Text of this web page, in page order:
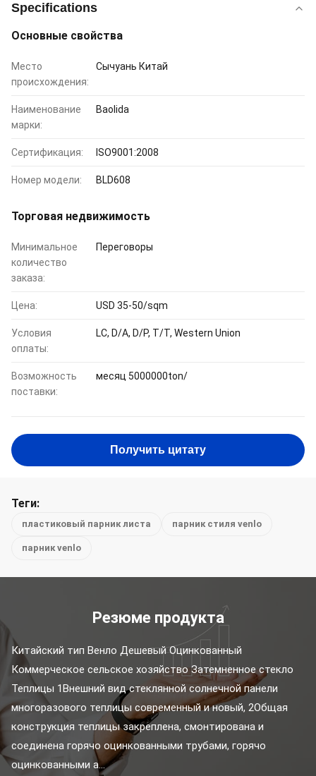
Specifications
Основные свойства
Место
происхождения:
Сычуань Китай
Наименование
марки:
Baolida
Сертификация: ISO9001:2008
Номер модели: BLD608
Торговая недвижимость
Минимальное
количество
заказа:
Переговоры
Цена: USD 35-50/sqm
Условия
оплаты:
LC, D/A, D/P, T/T, Western Union
Возможность
поставки:
месяц 5000000ton/
Получить цитату
Теги:
пластиковый парник листа парник стиля venlo
парник venlo
Резюме продукта
Китайский тип Венло Дешевый Оцинкованный
Коммерческое сельское хозяйство Затемненное стекло
Теплицы 1Внешний вид стеклянной солнечной панели
многоразового теплицы современный и новый, 2Общая
конструкция теплицы закреплена, смонтирована и
соединена горячо оцинкованными трубами, горячо
оцинкованными а...